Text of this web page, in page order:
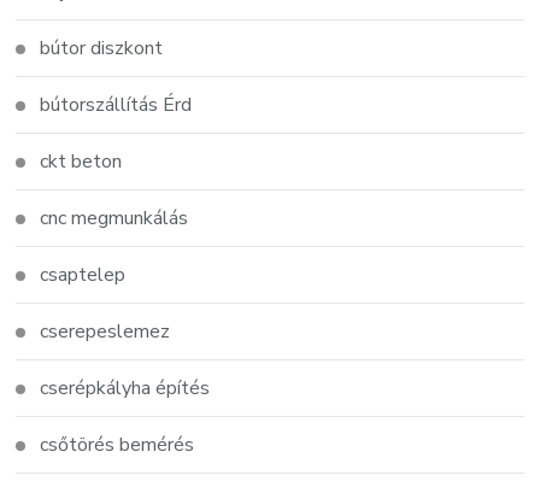
bútor diszkont
bútorszállítás Érd
ckt beton
cnc megmunkálás
csaptelep
cserepeslemez
cserépkályha építés
csőtörés bemérés